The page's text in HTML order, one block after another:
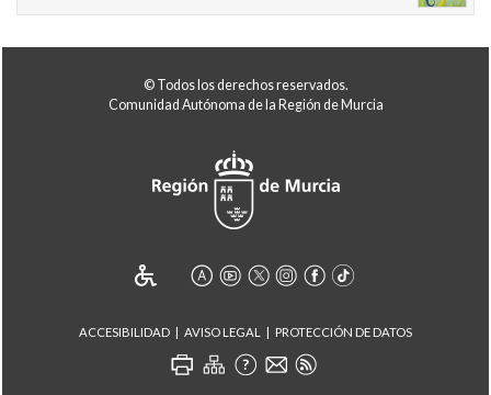
© Todos los derechos reservados.
Comunidad Autónoma de la Región de Murcia
ACCESIBILIDAD AVISO LEGAL PROTECCIÓN DE DATOS